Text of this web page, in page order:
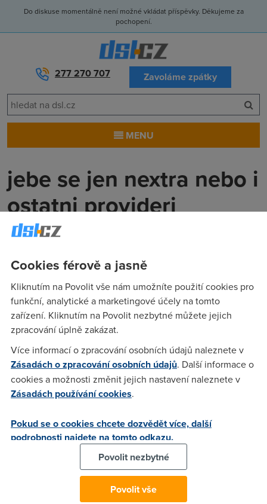
Do diskuse momentálně není možné vkládat příspěvky. Děkujeme za
pochopení.
277 270 707 Zavoláme zpátky
MENU
jebe se jen nextra nebo i
ostatni provideri
aaaa(10.11.2005 14:49:51)
????
PzVPanther(10.11.2005 16:02:01)
IE 1024/256 od Telecomu mi jede zatim OK. Takze odpoved
je ne :-)
Petr Borecek(10.11.2005 16:51:15)
Pokud odpovidas na otazku, chtel jsi spis rict ano :-) Aspon
Adslink Basik Lite 3 g linit, uz 11 den stale pouze 134 kbps a
noc s ranem 244 - 440 kbps :-(
(10.11.2005 17:07:04)
Odpovedel jsem dobre - ptal se jestli se "jebou" i jini
Cookies férově a jasně
Kliknutím na Povolit vše nám umožníte použití cookies pro
funkční, analytické a marketingové účely na tomto
zařízení. Kliknutím na Povolit nezbytné můžete jejich
zpracování úplně zakázat.
Více informací o zpracování osobních údajů naleznete v
Zásadách o zpracování osobních údajů. Další informace o
cookies a možnosti změnit jejich nastavení naleznete v
Zásadách používání cookies.
Pokud se o cookies chcete dozvědět více, další
podrobnosti najdete na tomto odkazu.
Povolit nezbytné
Povolit vše